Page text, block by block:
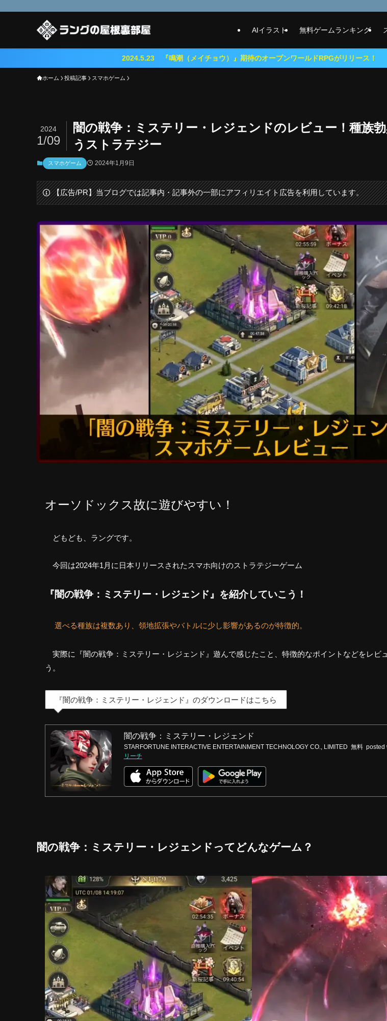
AIイラスト 無料ゲームランキング
2024.5.23 『鳴潮（メイチョウ）』期待のオープンワールドRPGがリリース！
ホーム 投稿記事 スマホゲーム
闇の戦争：ミステリー・レジェンドのレビュー！種族
うストラテジー
2024
1/09
スマホゲーム 2024年1月9日
【広告/PR】当ブログでは記事内・記事外の一部にアフィリエイト広告を利用しています。
オーソドックス故に遊びやすい！
どもども、ラングです。
今回は2024年1月に日本リリースされたスマホ向けのストラテジーゲーム
『闇の戦争：ミステリー・レジェンド』を紹介していこう！
選べる種族は複数あり、領地拡張やバトルに少し影響があるのが特徴的。
実際に『闇の戦争：ミステリー・レジェンド』遊んで感じたこと、特徴的なポイントなどをレビ
う。
『闇の戦争：ミステリー・レジェンド』のダウンロードはこちら
闇の戦争：ミステリー・レジェンド
STARFORTUNE INTERACTIVE ENTERTAINMENT TECHNOLOGY CO., LIMITED 無料 posted
リーチ
闇の戦争：ミステリー・レジェンドってどんなゲーム？